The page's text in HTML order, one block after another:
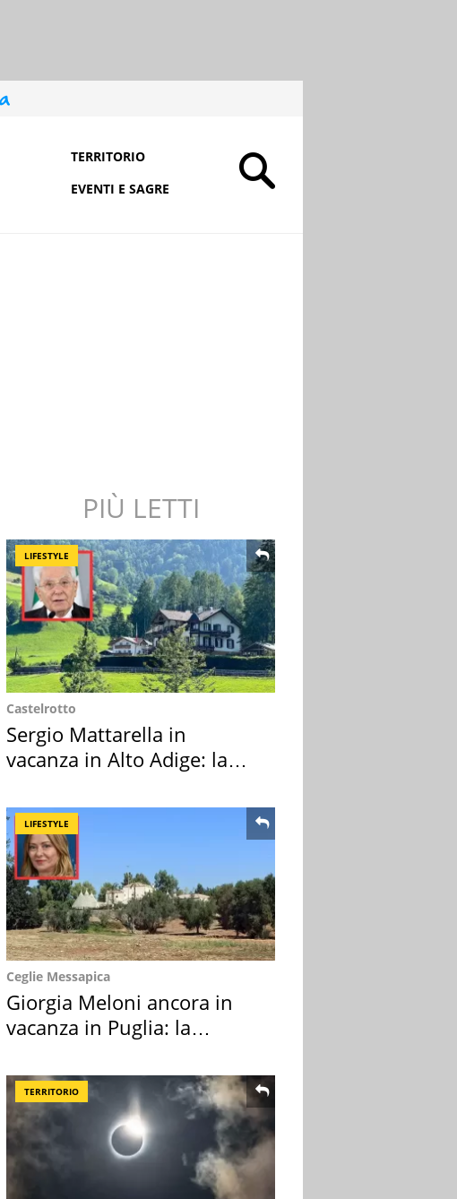
TERRITORIO
EVENTI E SAGRE
PIÙ LETTI
LIFESTYLE
Castelrotto
Sergio Mattarella in
vacanza in Alto Adige: la
LIFESTYLE
Ceglie Messapica
Giorgia Meloni ancora in
vacanza in Puglia: la
TERRITORIO